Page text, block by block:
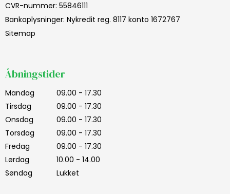
CVR-nummer: 55846111
Bankoplysninger: Nykredit reg. 8117 konto 1672767
Sitemap
Åbningstider
Mandag
09.00 - 17.30
Tirsdag
09.00 - 17.30
Onsdag
09.00 - 17.30
Torsdag
09.00 - 17.30
Fredag
09.00 - 17.30
Lørdag
10.00 - 14.00
Søndag
Lukket